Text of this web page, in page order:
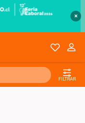
×
FILTRAR